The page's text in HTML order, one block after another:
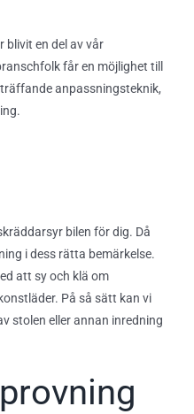
blivit en del av vår
får en möjlighet till
anpassningsteknik,
bilen för dig. Då
i dess rätta bemärkelse.
att sy och klä om
På så sätt kan vi
stolen eller annan inredning